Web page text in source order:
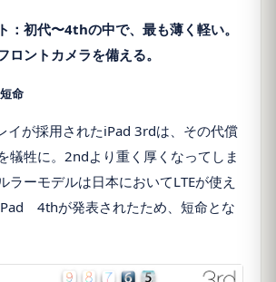
：初代〜4thの中で、最も薄く軽い。
ロントカメラを備える。
命
イが採用されたiPad 3rdは、その代償
犠牲に。 2ndより重く厚くなってしま
ラーモデルは日本においてLTEが使え
4thが発表されたため、短命とな